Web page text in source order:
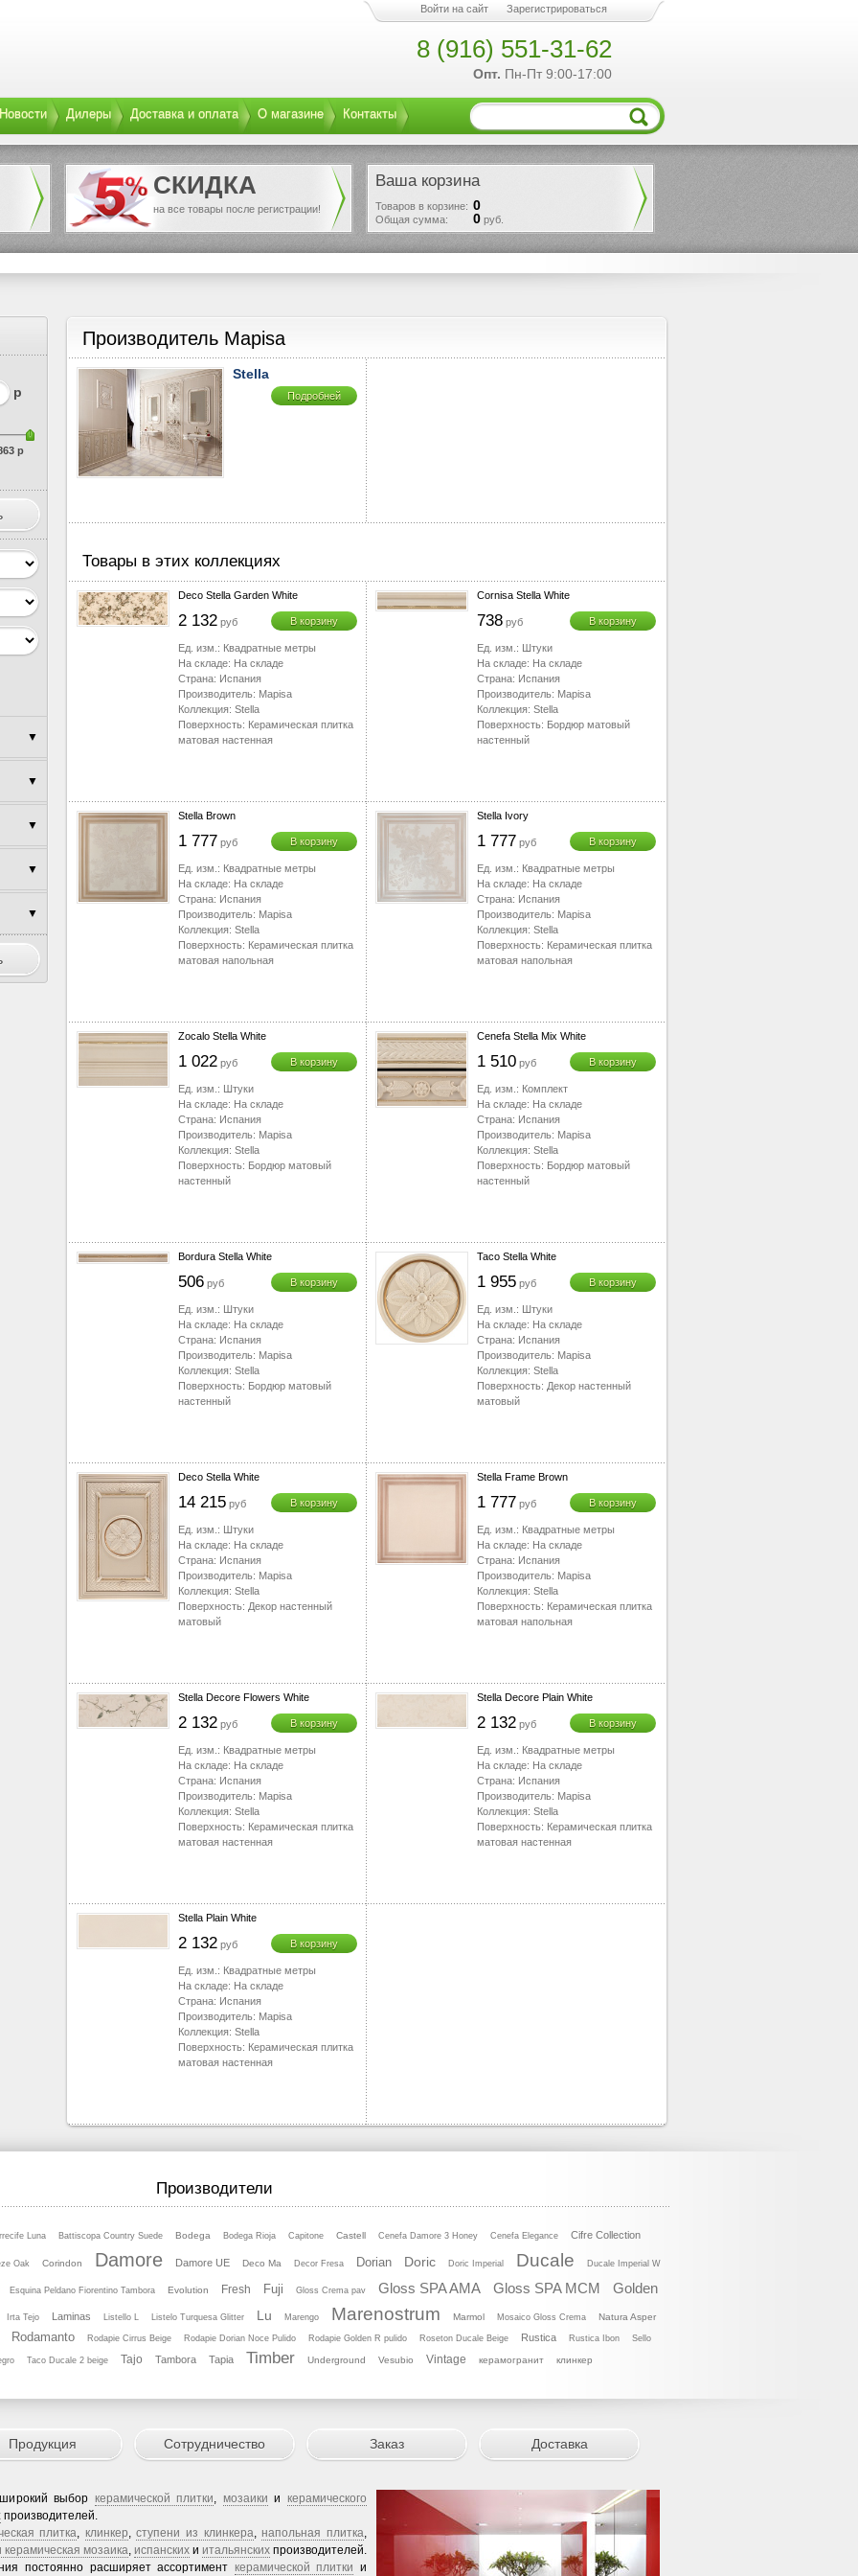
Войти на сайт Зарегистрироваться
8 (916) 551-31-62
Опт. Пн-Пт 9:00-17:00
Новости Дилеры Доставка и оплата О магазине Контакты
СКИДКА
на все товары после регистрации!
Ваша корзина
Товаров в корзине: 0
Общая сумма: 0руб.
р
р
▼
▼
▼
▼
▼
▼
▼
▼
▼
▼
▼
▼
Производитель Mapisa
Stella
Подробней
Товары в этих коллекциях
Deco Stella Garden White
2 132 руб В корзину
Ед. изм.: Квадратные метры
На складе: На складе
Страна: Испания
Производитель: Mapisa
Коллекция: Stella
Поверхность: Керамическая плитка
матовая настенная
Cornisa Stella White
738 руб В корзину
Ед. изм.: Штуки
На складе: На складе
Страна: Испания
Производитель: Mapisa
Коллекция: Stella
Поверхность: Бордюр матовый
настенный
Stella Brown
1 777 руб В корзину
Ед. изм.: Квадратные метры
На складе: На складе
Страна: Испания
Производитель: Mapisa
Коллекция: Stella
Поверхность: Керамическая плитка
матовая напольная
Stella Ivory
1 777 руб В корзину
Ед. изм.: Квадратные метры
На складе: На складе
Страна: Испания
Производитель: Mapisa
Коллекция: Stella
Поверхность: Керамическая плитка
матовая напольная
Zocalo Stella White
1 022 руб В корзину
Ед. изм.: Штуки
На складе: На складе
Страна: Испания
Производитель: Mapisa
Коллекция: Stella
Поверхность: Бордюр матовый
настенный
Cenefa Stella Mix White
1 510 руб В корзину
Ед. изм.: Комплект
На складе: На складе
Страна: Испания
Производитель: Mapisa
Коллекция: Stella
Поверхность: Бордюр матовый
настенный
Bordura Stella White
506 руб В корзину
Ед. изм.: Штуки
На складе: На складе
Страна: Испания
Производитель: Mapisa
Коллекция: Stella
Поверхность: Бордюр матовый
настенный
Taco Stella White
1 955 руб В корзину
Ед. изм.: Штуки
На складе: На складе
Страна: Испания
Производитель: Mapisa
Коллекция: Stella
Поверхность: Декор настенный
матовый
Deco Stella White
14 215 руб В корзину
Ед. изм.: Штуки
На складе: На складе
Страна: Испания
Производитель: Mapisa
Коллекция: Stella
Поверхность: Декор настенный
матовый
Stella Frame Brown
1 777 руб В корзину
Ед. изм.: Квадратные метры
На складе: На складе
Страна: Испания
Производитель: Mapisa
Коллекция: Stella
Поверхность: Керамическая плитка
матовая напольная
Stella Decore Flowers White
2 132 руб В корзину
Ед. изм.: Квадратные метры
На складе: На складе
Страна: Испания
Производитель: Mapisa
Коллекция: Stella
Поверхность: Керамическая плитка
матовая настенная
Stella Decore Plain White
2 132 руб В корзину
Ед. изм.: Квадратные метры
На складе: На складе
Страна: Испания
Производитель: Mapisa
Коллекция: Stella
Поверхность: Керамическая плитка
матовая настенная
Stella Plain White
2 132 руб В корзину
Ед. изм.: Квадратные метры
На складе: На складе
Страна: Испания
Производитель: Mapisa
Коллекция: Stella
Поверхность: Керамическая плитка
матовая настенная
Производители
Luna Battiscopa Country Suede Bodega Bodega Rioja Capitone Castell Cenefa Damore 3 Honey Cenefa Elegance Cifre Collection
Oak Corindon Damore Damore UE Deco Ma Decor Fresa Dorian Doric Doric Imperial Ducale Ducale Imperial W
Esquina Peldano Fiorentino Tambora Evolution Fresh Fuji Gloss Crema pav Gloss SPA AMA Gloss SPA MCM Golden
Irta Tejo Laminas Listello L Listelo Turquesa Glitter Lu Marengo Marenostrum Marmol Mosaico Gloss Crema
Natura Asper
Rodamanto Rodapie Cirrus Beige Rodapie Dorian Noce Pulido Rodapie Golden R pulido Roseton Ducale Beige Rustica Rustica Ibon Sello
Taco Ducale 2 beige Tajo Tambora Tapia Timber Underground Vesubio Vintage керамогранит клинкер
Продукция Сотрудничество Заказ Доставка
выбор керамической плитки, мозаики икерамического
производителей.
плитка, клинкер,ступени из клинкера, напольная плитка,
керамическая мозаика, испанских и итальянских производителей.
постоянно расширяет ассортимент керамической плитки и